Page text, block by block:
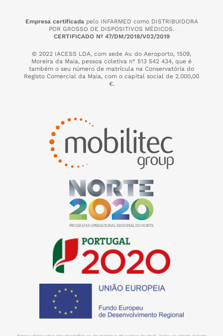
Empresa certificada pelo INFARMED como DISTRIBUIDORA
POR GROSSO DE DISPOSITIVOS MÉDICOS.
CERTIFICADO Nº 47/DM/2018/V02/2019
© 2022 IACESS LDA, com sede Av. do Aeroporto, 1509,
Moreira da Maia, pessoa coletiva n° 513 542 434, que é
também o seu número de matrícula na Conservatória do
Registo Comercial da Maia, com o capital social de 2.000,00
€.